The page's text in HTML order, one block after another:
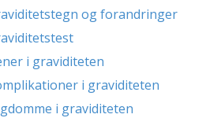
og forandringer
i graviditeten
i graviditeten
i graviditeten